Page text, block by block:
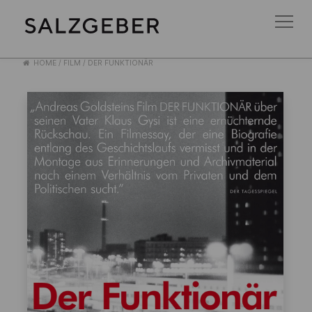
HOME/ FILM / DER FUNKTIONÄR